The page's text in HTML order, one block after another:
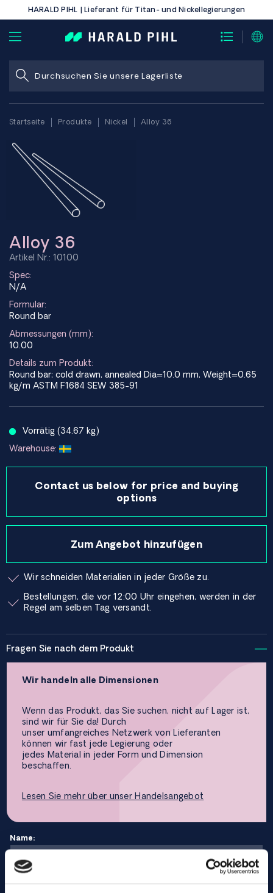
HARALD PIHL | Lieferant für Titan- und Nickellegierungen
Startseite Produkte Nickel Alloy 36
Alloy 36
Artikel Nr.: 10100
Spec:
N/A
Formular:
Round bar
Abmessungen (mm):
10.00
Details zum Produkt:
Round bar; cold drawn, annealed Dia=10.0 mm, Weight=0.65
kg/m ASTM F1684 SEW 385-91
Vorrätig (34.67 kg)
Warehouse:
Contact us below for price and buying
options
Zum Angebot hinzufügen
Wir schneiden Materialien in jeder Größe zu.
Bestellungen, die vor 12:00 Uhr eingehen, werden in der
Regel am selben Tag versandt.
Fragen Sie nach dem Produkt
Wir handeln alle Dimensionen
Wenn das Produkt, das Sie suchen, nicht auf Lager ist,
sind wir für Sie da! Durch
unser umfangreiches Netzwerk von Lieferanten
können wir fast jede Legierung oder
jedes Material in jeder Form und Dimension
beschaffen.
Lesen Sie mehr über unser Handelsangebot
Name: